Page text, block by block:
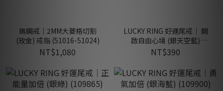
鎢鋼戒｜2MM大菱格切割
(玫金) 戒指 (51016-51024)
NT$1,080
LUCKY RING 好運尾戒｜ 開
啟自由心境 (銀天空藍)
(109872)
NT$390